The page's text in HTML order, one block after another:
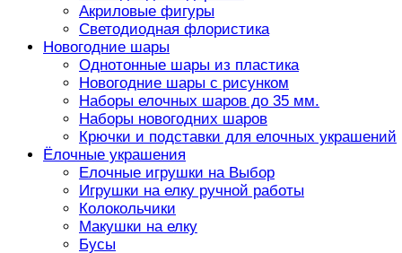
Акриловые фигуры
Светодиодная флористика
Новогодние шары
Однотонные шары из пластика
Новогодние шары с рисунком
Наборы елочных шаров до 35 мм.
Наборы новогодних шаров
Крючки и подставки для елочных украшений
Ёлочные украшения
Елочные игрушки на Выбор
Игрушки на елку ручной работы
Колокольчики
Макушки на елку
Бусы